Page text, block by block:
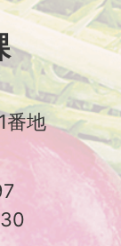
番地